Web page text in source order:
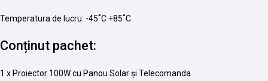
Temperatura de lucru: -45˚C +85˚C
Conținut pachet:
1 x Proiector 100W cu Panou Solar și Telecomanda